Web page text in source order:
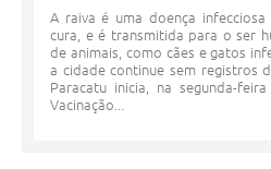
A raiva é uma doença
cura, e é transmitida para o ser
de animais, como cães e gatos
a cidade continue sem registros
Paracatu inicia, na segunda-
Vacinação...